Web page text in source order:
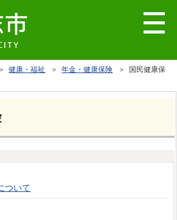
健康・福祉 ＞年金・健康保険 ＞ 国民健康保
ついて